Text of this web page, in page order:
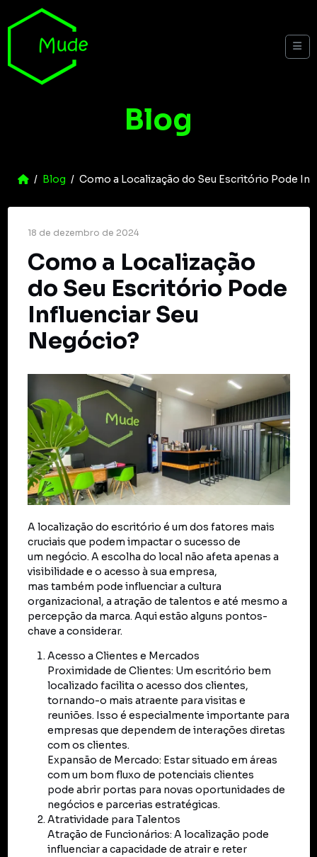
Skip to content
Blog
Home
Blog Como a Localização do Seu Escritório Pode
18 de dezembro de 2024
Como a Localização
do Seu Escritório Pode
Influenciar Seu
Negócio?
A localização do escritório é um dos fatores mais
cruciais que podem impactar o sucesso de
um negócio. A escolha do local não afeta apenas a
visibilidade e o acesso à sua empresa,
mas também pode influenciar a cultura
organizacional, a atração de talentos e até mesmo a
percepção da marca. Aqui estão alguns pontos-
chave a considerar.
Acesso a Clientes e Mercados
Proximidade de Clientes: Um escritório bem
localizado facilita o acesso dos clientes,
tornando-o mais atraente para visitas e
reuniões. Isso é especialmente importante para
empresas que dependem de interações diretas
com os clientes.
Expansão de Mercado: Estar situado em áreas
com um bom fluxo de potenciais clientes
pode abrir portas para novas oportunidades de
negócios e parcerias estratégicas.
Atratividade para Talentos
Atração de Funcionários: A localização pode
influenciar a capacidade de atrair e reter